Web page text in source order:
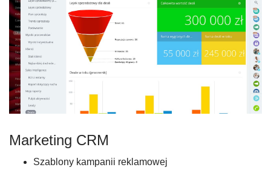
Marketing CRM
Szablony kampanii reklamowej